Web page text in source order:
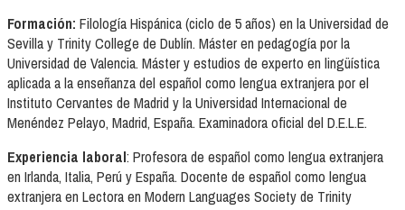
Formación: Filología Hispánica (ciclo de 5 años) en la Universidad de
Sevilla y Trinity College de Dublín. Máster en pedagogía por la
Universidad de Valencia. Máster y estudios de experto en lingüística
aplicada a la enseñanza del español como lengua extranjera por el
Instituto Cervantes de Madrid y la Universidad Internacional de
Menéndez Pelayo, Madrid, España. Examinadora oficial del D.E.L.E.
Experiencia laboral: Profesora de español como lengua extranjera
en Irlanda, Italia, Perú y España. Docente de español como lengua
extranjera en Lectora en Modern Languages Society de Trinity